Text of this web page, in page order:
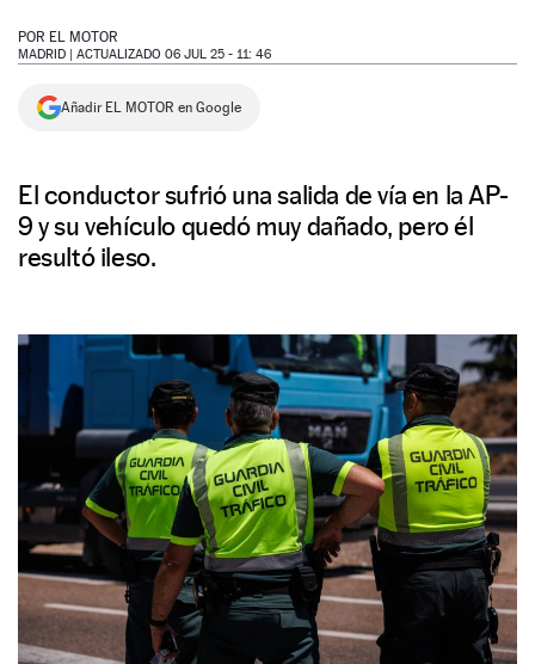
NEWSLETTER
SÍGUENOS
POR EL MOTOR
MADRID | ACTUALIZADO 06 JUL 25 - 11: 46
Añadir EL MOTOR en Google
El conductor sufrió una salida de vía en la AP-
9 y su vehículo quedó muy dañado, pero él
resultó ileso.